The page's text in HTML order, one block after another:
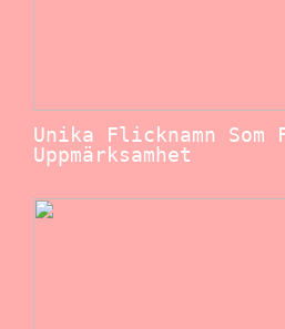
Unika Flicknamn Som
Uppmärksamhet